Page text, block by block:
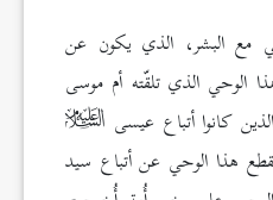
مع البشر، الذي يكون عن
الوحي الذي تلقّته أم موسى
كانوا أتباع عيسى
هذا الوحي عن أتباع سيد